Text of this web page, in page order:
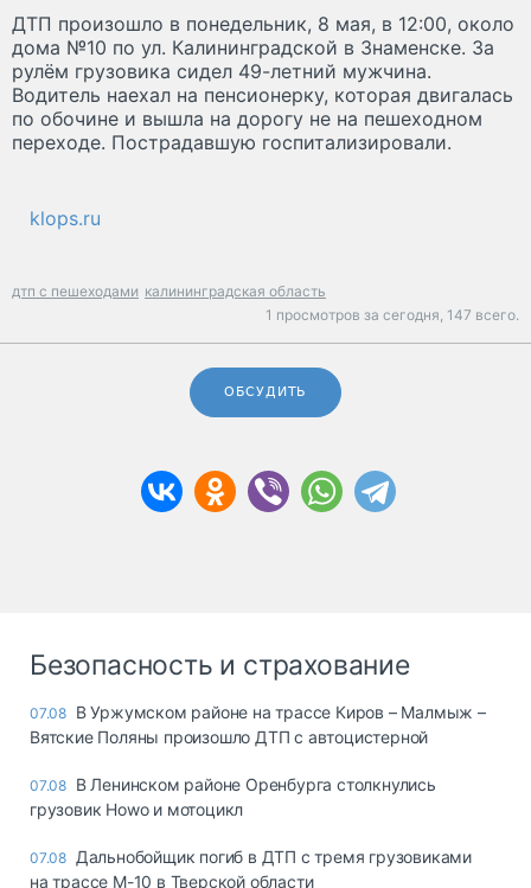
ДТП произошло в понедельник, 8 мая, в 12:00, около
дома №10 по ул. Калининградской в Знаменске. За
рулём грузовика сидел 49-летний мужчина.
Водитель наехал на пенсионерку, которая двигалась
по обочине и вышла на дорогу не на пешеходном
переходе. Пострадавшую госпитализировали.
klops.ru
дтп с пешеходами калининградская область
1 просмотров за сегодня, 147 всего.
ОБСУДИТЬ
Безопасность и страхование
07.08 В Уржумском районе на трассе Киров – Малмыж –
Вятские Поляны произошло ДТП с автоцистерной
07.08 В Ленинском районе Оренбурга столкнулись
грузовик Howo и мотоцикл
07.08 Дальнобойщик погиб в ДТП с тремя грузовиками
на трассе М-10 в Тверской области